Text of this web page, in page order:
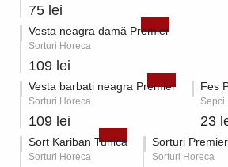
75 lei
Vesta neagra damă Premier
Sorturi Horeca
109 lei
Vesta barbati neagra Premier
Sorturi Horeca
109 lei
Fes
Sepci
23
Sort Kariban Tunica
Sorturi Horeca
Sorturi
Sorturi Horeca